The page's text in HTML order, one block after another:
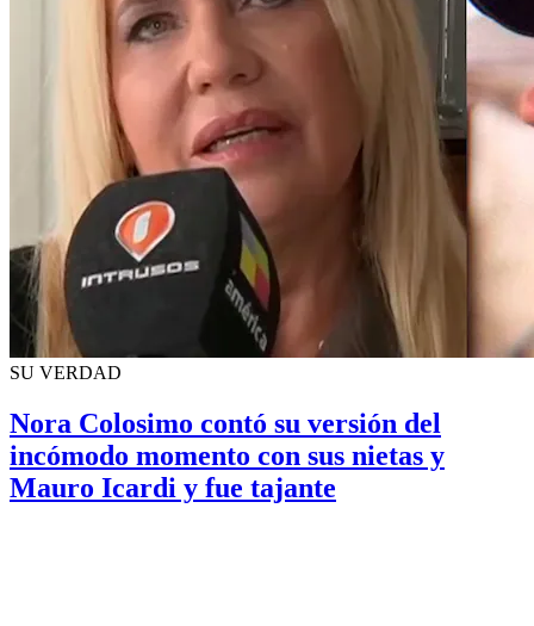
SU VERDAD
Nora Colosimo contó su versión del
incómodo momento con sus nietas y
Mauro Icardi y fue tajante